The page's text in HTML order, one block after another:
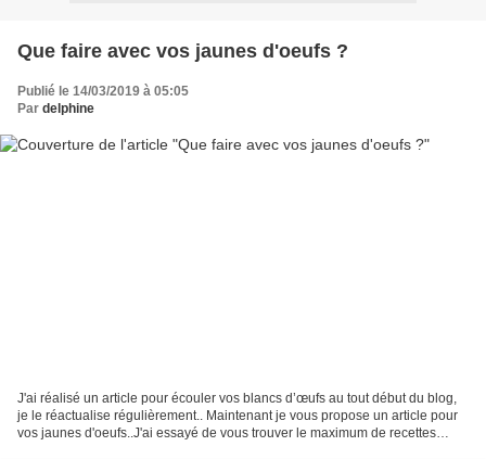
Que faire avec vos jaunes d'oeufs ?
Publié le 14/03/2019 à 05:05
Par delphine
J'ai réalisé un article pour écouler vos blancs d’œufs au tout début du blog,
je le réactualise régulièrement.. Maintenant je vous propose un article pour
vos jaunes d'oeufs..J'ai essayé de vous trouver le maximum de recettes